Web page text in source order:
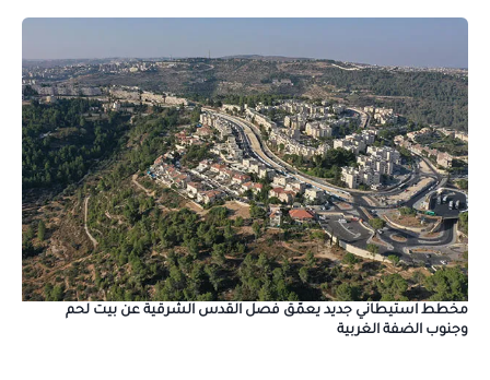
مخطط استيطاني جديد يعمّق فصل القدس الشرقية عن بيت لحم
وجنوب الضفة الغربية